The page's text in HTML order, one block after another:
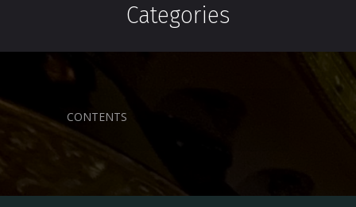
Categories
CONTENTS